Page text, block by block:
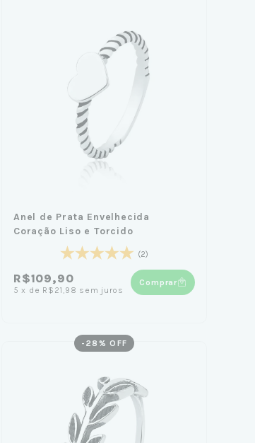
Anel de Prata Envelhecida
Coração Liso e Torcido
(2)
R$109,90
5 x de R$21,98 sem juros
Comprar
- 28 % OFF